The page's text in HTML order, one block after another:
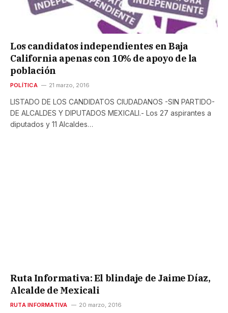
Los candidatos independientes en Baja
California apenas con 10% de apoyo de la
población
POLÍTICA 21 marzo, 2016
LISTADO DE LOS CANDIDATOS CIUDADANOS -SIN PARTIDO-
DE ALCALDES Y DIPUTADOS MEXICALI.- Los 27 aspirantes a
diputados y 11 Alcaldes…
Ruta Informativa: El blindaje de Jaime Díaz,
Alcalde de Mexicali
RUTA INFORMATIVA 20 marzo, 2016